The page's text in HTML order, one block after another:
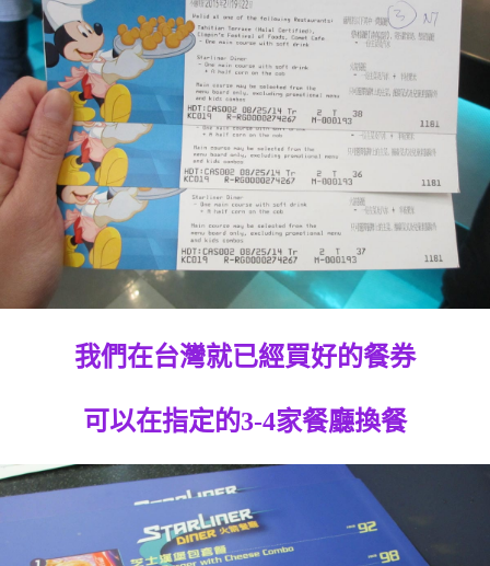
我們在台灣就已經買好的餐券
可以在指定的3-4家餐廳換餐